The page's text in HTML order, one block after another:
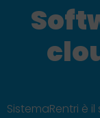
SistemaRentri è